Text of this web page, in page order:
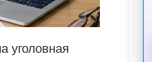
уголовная